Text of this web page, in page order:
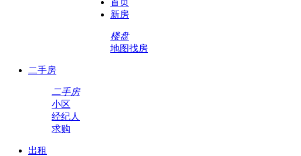
首页
新房
楼盘
地图找房
二手房
二手房
小区
经纪人
求购
出租